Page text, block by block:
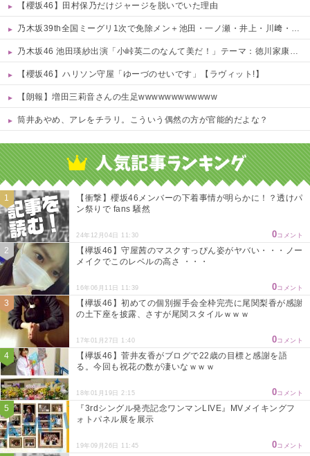
【櫻坂46】田村保乃だけジャージを脱いでいた理由
乃木坂39th全国ミーグリ1次で免除メン＋池田・一ノ瀬・井上・川﨑・菅原・中西が全完売
乃木坂46 池田瑛紗出演「小峠英二のなんて美だ！」テーマ：徳川家康【2025.8.5 24:00〜 TOKYO MX】
【櫻坂46】ハリソン守屋「ゆーづのせいです」【ラヴィット!】
【朗報】増田三莉音さんの生足wwwwwwwwwwww
筒井あやめ、アレをチラリ。こういう偶然の方が官能的だよな？
【衝撃】櫻坂46メンバーの下着事情が明らかに！？透けパ
ン祭りで fans 騒然
24年12月04日 11:30 0コメント
【欅坂46】守屋茜のマスクすっぴん姿がヤバい・・・ノー
メイクでこのレベルの高さ ・・・
16年06月11日 11:39 0コメント
【欅坂46】初めての個別握手会全枠完売に尾関梨香が感謝
の土下座を披露、さすが尾関スタイルｗｗｗ
17年01月27日 1:40 0コメント
【欅坂46】菅井友香がブログで22歳の目標と感謝を語
る。今回も祝花の数が凄いなｗｗｗ
18年01月19日 2:15 0コメント
『3rdシングル発売記念ワンマンLIVE』MVメイキングフ
ォトパネル展を展示
19年09月26日 11:45 0コメント